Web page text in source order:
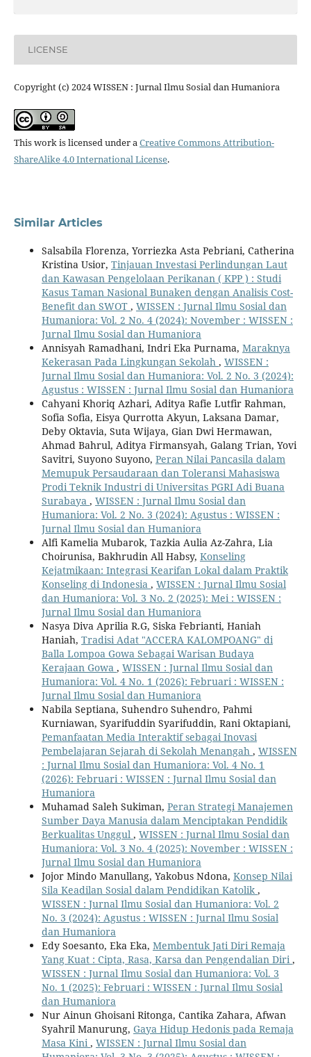
LICENSE
Copyright (c) 2024 WISSEN : Jurnal Ilmu Sosial dan Humaniora
This work is licensed under aCreative Commons Attribution-
ShareAlike 4.0 International License.
Similar Articles
Salsabila Florenza, Yorriezka Asta Pebriani, Catherina
Kristina Usior, Tinjauan Investasi Perlindungan Laut
dan Kawasan Pengelolaan Perikanan ( KPP ) : Studi
Kasus Taman Nasional Bunaken dengan Analisis Cost-
Benefit dan SWOT , WISSEN : Jurnal Ilmu Sosial dan
Humaniora: Vol. 2 No. 4 (2024): November : WISSEN :
Jurnal Ilmu Sosial dan Humaniora
Annisyah Ramadhani, Indri Eka Purnama, Maraknya
Kekerasan Pada Lingkungan Sekolah , WISSEN :
Jurnal Ilmu Sosial dan Humaniora: Vol. 2 No. 3 (2024):
Agustus : WISSEN : Jurnal Ilmu Sosial dan Humaniora
Cahyani Khoriq Azhari, Aditya Rafie Lutfir Rahman,
Sofia Sofia, Eisya Qurrotta Akyun, Laksana Damar,
Deby Oktavia, Suta Wijaya, Gian Dwi Hermawan,
Ahmad Bahrul, Aditya Firmansyah, Galang Trian, Yovi
Savitri, Suyono Suyono, Peran Nilai Pancasila dalam
Memupuk Persaudaraan dan Toleransi Mahasiswa
Prodi Teknik Industri di Universitas PGRI Adi Buana
Surabaya , WISSEN : Jurnal Ilmu Sosial dan
Humaniora: Vol. 2 No. 3 (2024): Agustus : WISSEN :
Jurnal Ilmu Sosial dan Humaniora
Alfi Kamelia Mubarok, Tazkia Aulia Az-Zahra, Lia
Choirunisa, Bakhrudin All Habsy, Konseling
Kejatmikaan: Integrasi Kearifan Lokal dalam Praktik
Konseling di Indonesia , WISSEN : Jurnal Ilmu Sosial
dan Humaniora: Vol. 3 No. 2 (2025): Mei : WISSEN :
Jurnal Ilmu Sosial dan Humaniora
Nasya Diva Aprilia R.G, Siska Febrianti, Haniah
Haniah, Tradisi Adat "ACCERA KALOMPOANG" di
Balla Lompoa Gowa Sebagai Warisan Budaya
Kerajaan Gowa , WISSEN : Jurnal Ilmu Sosial dan
Humaniora: Vol. 4 No. 1 (2026): Februari : WISSEN :
Jurnal Ilmu Sosial dan Humaniora
Nabila Septiana, Suhendro Suhendro, Pahmi
Kurniawan, Syarifuddin Syarifuddin, Rani Oktapiani,
Pemanfaatan Media Interaktif sebagai Inovasi
Pembelajaran Sejarah di Sekolah Menangah , WISSEN
: Jurnal Ilmu Sosial dan Humaniora: Vol. 4 No. 1
(2026): Februari : WISSEN : Jurnal Ilmu Sosial dan
Humaniora
Muhamad Saleh Sukiman, Peran Strategi Manajemen
Sumber Daya Manusia dalam Menciptakan Pendidik
Berkualitas Unggul , WISSEN : Jurnal Ilmu Sosial dan
Humaniora: Vol. 3 No. 4 (2025): November : WISSEN :
Jurnal Ilmu Sosial dan Humaniora
Jojor Mindo Manullang, Yakobus Ndona, Konsep Nilai
Sila Keadilan Sosial dalam Pendidikan Katolik ,
WISSEN : Jurnal Ilmu Sosial dan Humaniora: Vol. 2
No. 3 (2024): Agustus : WISSEN : Jurnal Ilmu Sosial
dan Humaniora
Edy Soesanto, Eka Eka, Membentuk Jati Diri Remaja
Yang Kuat : Cipta, Rasa, Karsa dan Pengendalian Diri ,
WISSEN : Jurnal Ilmu Sosial dan Humaniora: Vol. 3
No. 1 (2025): Februari : WISSEN : Jurnal Ilmu Sosial
dan Humaniora
Nur Ainun Ghoisani Ritonga, Cantika Zahara, Afwan
Syahril Manurung, Gaya Hidup Hedonis pada Remaja
Masa Kini , WISSEN : Jurnal Ilmu Sosial dan